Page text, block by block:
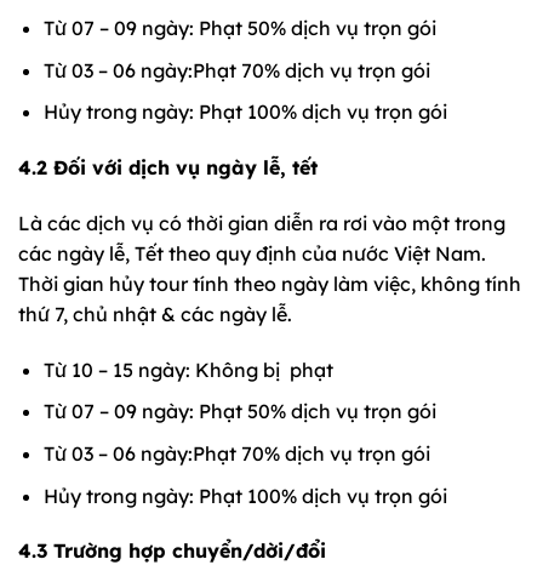
Từ 07 – 09 ngày: Phạt 50% dịch vụ trọn gói
Từ 03 – 06 ngày:Phạt 70% dịch vụ trọn gói
Hủy trong ngày: Phạt 100% dịch vụ trọn gói
4.2 Đối với dịch vụ ngày lễ, tết
Là các dịch vụ có thời gian diễn ra rơi vào một trong
các ngày lễ, Tết theo quy định của nước Việt Nam.
Thời gian hủy tour tính theo ngày làm việc, không tính
thứ 7, chủ nhật & các ngày lễ.
Từ 10 – 15 ngày: Không bị phạt
Từ 07 – 09 ngày: Phạt 50% dịch vụ trọn gói
Từ 03 – 06 ngày:Phạt 70% dịch vụ trọn gói
Hủy trong ngày: Phạt 100% dịch vụ trọn gói
4.3 Trường hợp chuyển/dời/đổi